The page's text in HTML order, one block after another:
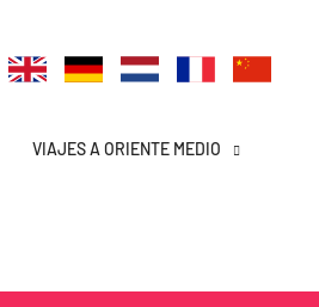
VIAJES A ORIENTE MEDIO